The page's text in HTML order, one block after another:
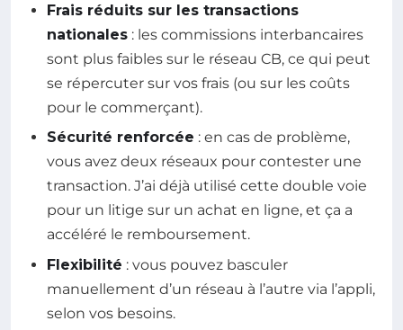
Frais réduits sur les transactions
nationales : les commissions interbancaires
sont plus faibles sur le réseau CB, ce qui peut
se répercuter sur vos frais (ou sur les coûts
pour le commerçant).
Sécurité renforcée : en cas de problème,
vous avez deux réseaux pour contester une
transaction. J’ai déjà utilisé cette double voie
pour un litige sur un achat en ligne, et ça a
accéléré le remboursement.
Flexibilité : vous pouvez basculer
manuellement d’un réseau à l’autre via l’appli,
selon vos besoins.